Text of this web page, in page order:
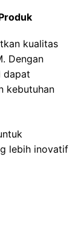
kualitas
Dengan
dapat
kebutuhan
lebih inovatif